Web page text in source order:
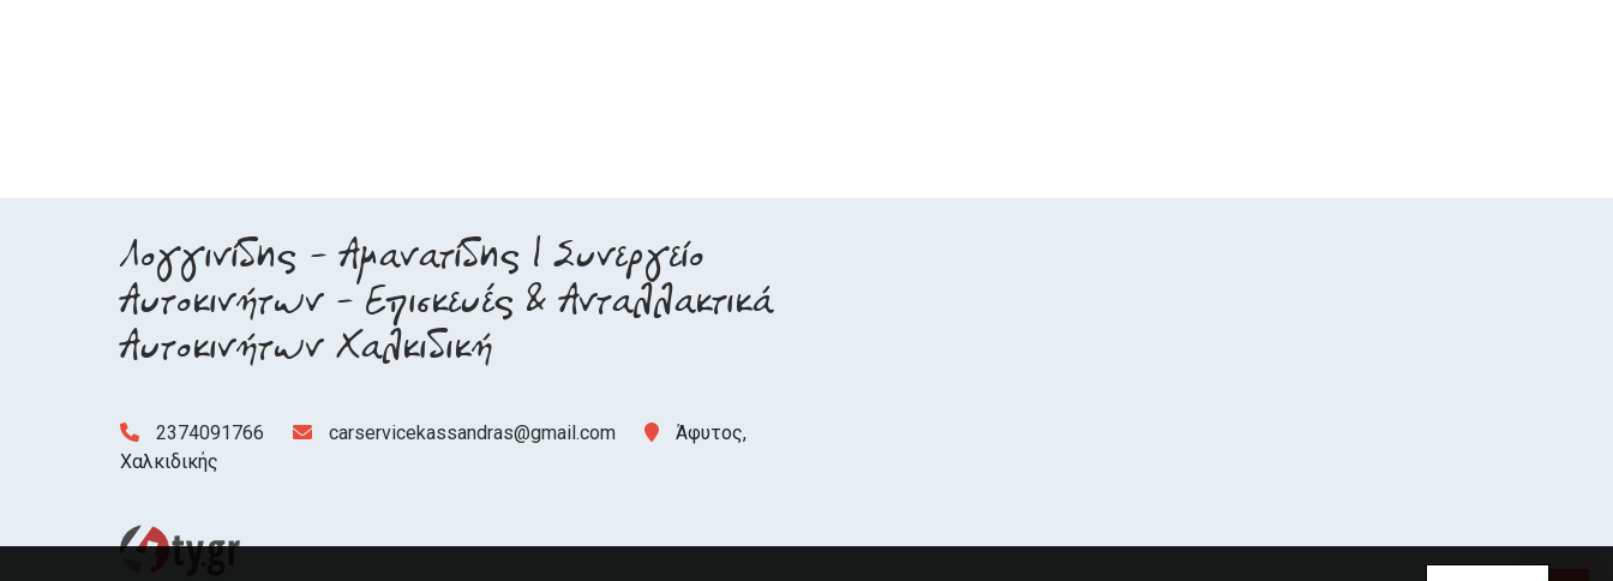
2374091766 carservicekassandras@gmail.com
Άφυτος,
Χαλκιδικής
Λογγινίδης - Αμανατίδης | Συνεργείο
Αυτοκινήτων - Επισκευές & Ανταλλακτικά
Αυτοκινήτων Χαλκιδική